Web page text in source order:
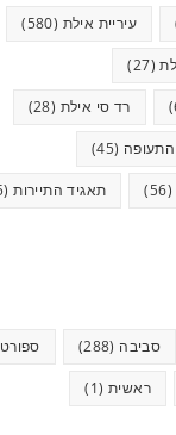
עיריית אילת (580)
(27)
רד סי אילת (28)
(45)
(56) תאגיד התיירות(35)
סביבה (288) ספורט
ראשית (1)